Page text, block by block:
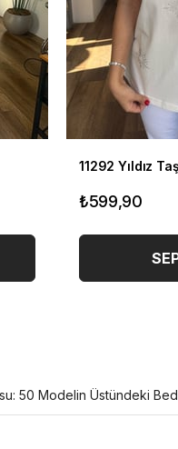
11292 Yıldız
₺599,90
50 Modelin Üstündeki